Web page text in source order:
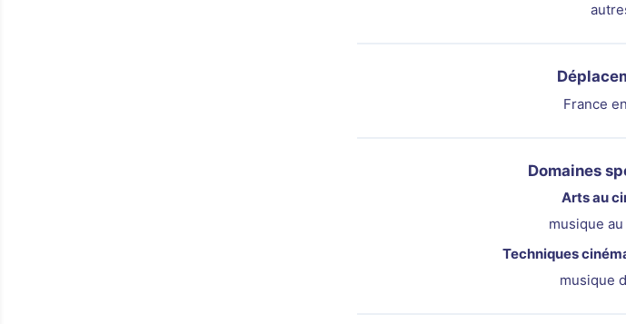
France
Domaines
Arts au
musique
Techniques
musique